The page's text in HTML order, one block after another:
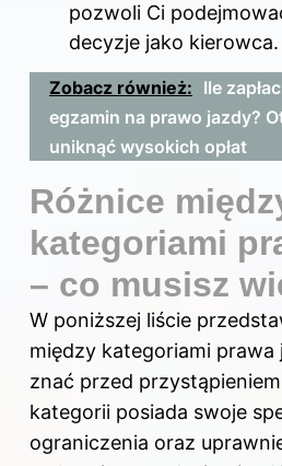
pozwoli Ci
decyzje jako kierowca.
Zobacz również: Ile
egzamin na prawo jazdy?
uniknąć wysokich opłat
Różnice
kategoriami
– co musisz
W poniższej liście
między kategoriami
znać przed
kategorii posiada swoje
ograniczenia oraz